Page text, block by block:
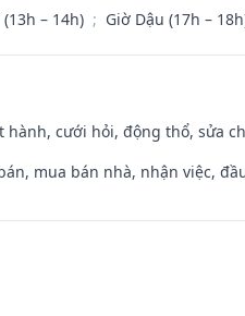
– 14h) ; Giờ Dậu (17h –
cưới hỏi, động thổ, sửa
mua bán nhà, nhận việc,